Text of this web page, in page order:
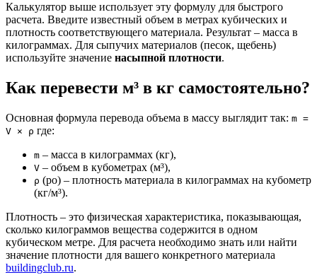
Калькулятор выше использует эту формулу для быстрого
расчета. Введите известный объем в метрах кубических и
плотность соответствующего материала. Результат – масса в
килограммах. Для сыпучих материалов (песок, щебень)
используйте значение насыпной плотности.
Как перевести м³ в кг самостоятельно?
Основная формула перевода объема в массу выглядит так: m =
V × ρ где:
m – масса в килограммах (кг),
V – объем в кубометрах (м³),
ρ (ро) – плотность материала в килограммах на кубометр
(кг/м³).
Плотность – это физическая характеристика, показывающая,
сколько килограммов вещества содержится в одном
кубическом метре. Для расчета необходимо знать или найти
значение плотности для вашего конкретного материала
buildingclub.ru.